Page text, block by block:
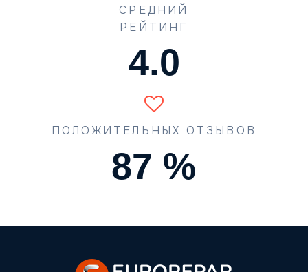
СРЕДНИЙ
РЕЙТИНГ
4.5
ПОЛОЖИТЕЛЬНЫХ ОТЗЫВОВ
90 %